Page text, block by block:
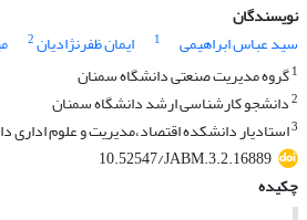
نویسندگان
سید عباس ابراهیمی
1 ایمان ظفرنژادیان2
1گروه مدیریت صنعتی دانشگاه سمنان
2دانشجو کارشناسی ارشد دانشگاه سمنان
3استادیار دانشکده اقتصاد،مدیریت و علوم اداری
10.52547/JABM.3.2.16889
چکیده